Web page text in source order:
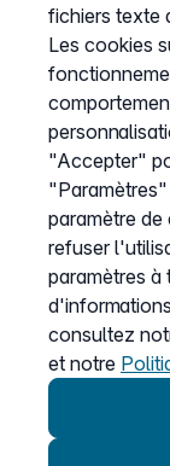
fichiers texte
Les cookies
"Accepter"
paramètre
refuser
paramètres à
consultez
et notre